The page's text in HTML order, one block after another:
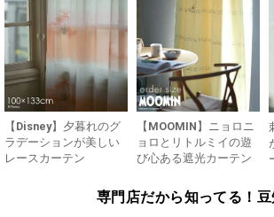
【Disney】夕暮れのグ
ラデーションが美しい
レースカーテン
【MOOMIN】ニョロニ
ョロとリトルミイの遊
び心ある遮光カーテン
専門店だから知ってる！